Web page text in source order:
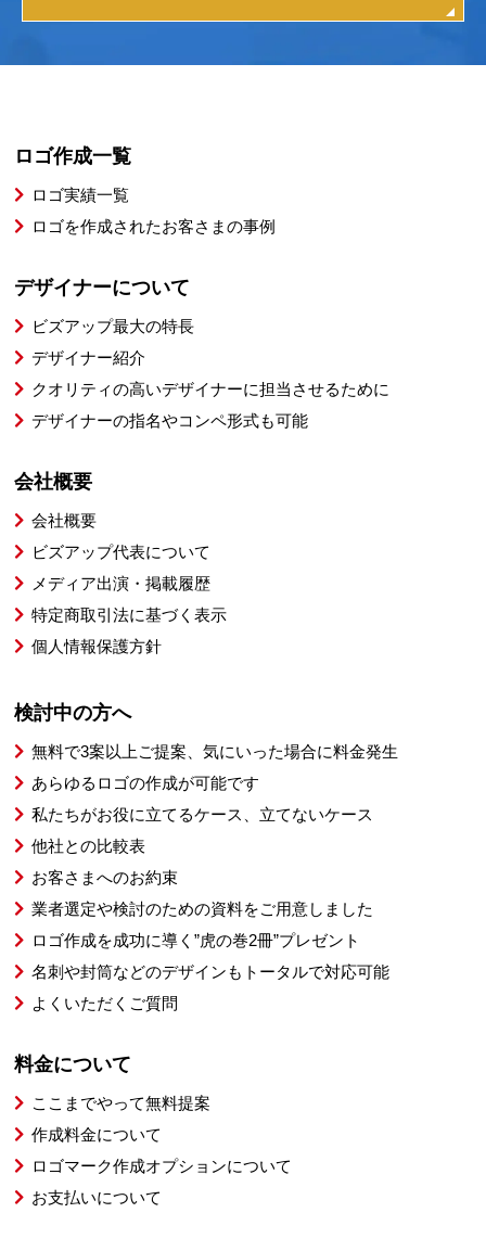
ロゴ作成一覧
ロゴ実績一覧
ロゴを作成されたお客さまの事例
デザイナーについて
ビズアップ最大の特長
デザイナー紹介
クオリティの高いデザイナーに担当させるために
デザイナーの指名やコンペ形式も可能
会社概要
会社概要
ビズアップ代表について
メディア出演・掲載履歴
特定商取引法に基づく表示
個人情報保護方針
検討中の方へ
無料で3案以上ご提案、気にいった場合に料金発生
あらゆるロゴの作成が可能です
私たちがお役に立てるケース、立てないケース
他社との比較表
お客さまへのお約束
業者選定や検討のための資料をご用意しました
ロゴ作成を成功に導く”虎の巻2冊”プレゼント
名刺や封筒などのデザインもトータルで対応可能
よくいただくご質問
料金について
ここまでやって無料提案
作成料金について
ロゴマーク作成オプションについて
お支払いについて